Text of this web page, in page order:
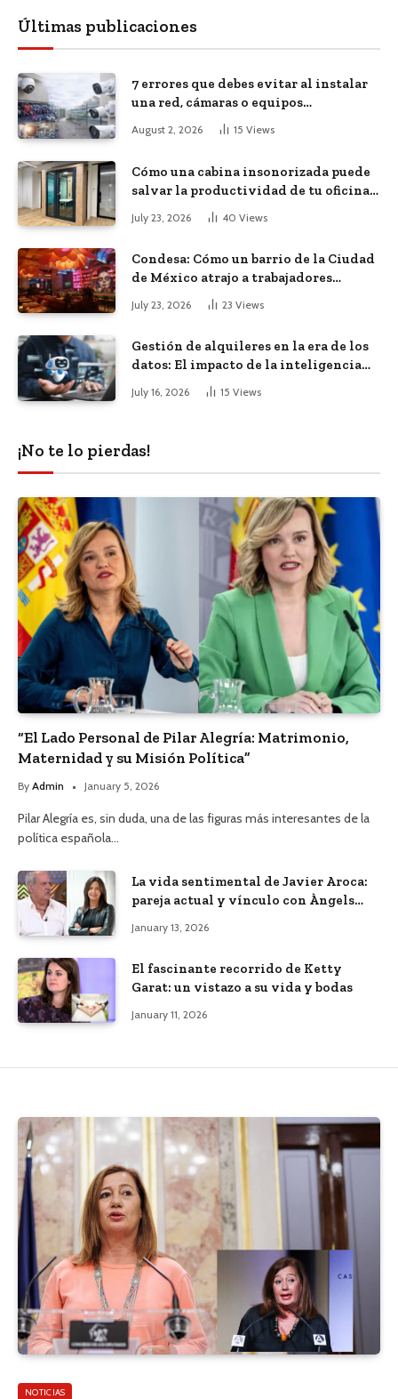
Últimas publicaciones
7 errores que debes evitar al instalar
una red, cámaras o equipos
tecnológicos en una empresa
August 2, 2026 15 Views
Cómo una cabina insonorizada puede
salvar la productividad de tu oficina
July 23, 2026 40 Views
Condesa: Cómo un barrio de la Ciudad
de México atrajo a trabajadores
remotos de todo el mundo
July 23, 2026 23 Views
Gestión de alquileres en la era de los
datos: El impacto de la inteligencia
July 16, 2026 15 Views
¡No te lo pierdas!
“El Lado Personal de Pilar Alegría: Matrimonio,
Maternidad y su Misión Política”
By Admin January 5, 2026
Pilar Alegría es, sin duda, una de las figuras más interesantes de la
política española…
La vida sentimental de Javier Aroca:
pareja actual y vínculo con Àngels
January 13, 2026
El fascinante recorrido de Ketty
Garat: un vistazo a su vida y bodas
January 11, 2026
NOTICIAS